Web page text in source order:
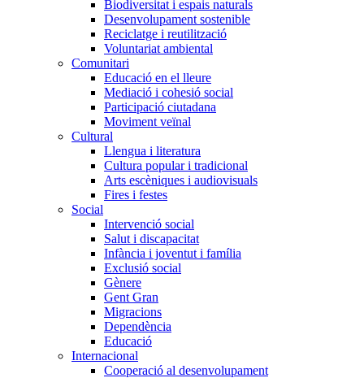
Biodiversitat i espais naturals
Desenvolupament sostenible
Reciclatge i reutilització
Voluntariat ambiental
Comunitari
Educació en el lleure
Mediació i cohesió social
Participació ciutadana
Moviment veïnal
Cultural
Llengua i literatura
Cultura popular i tradicional
Arts escèniques i audiovisuals
Fires i festes
Social
Intervenció social
Salut i discapacitat
Infància i joventut i família
Exclusió social
Gènere
Gent Gran
Migracions
Dependència
Educació
Internacional
Cooperació al desenvolupament